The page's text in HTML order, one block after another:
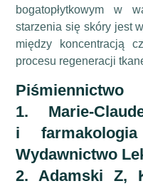
bogatopłytkowym w
starzenia się skóry jest
między koncentracją
procesu regeneracji
Piśmiennictwo
1. Marie-
i
Wydawnictwo
2. Adamski Z,